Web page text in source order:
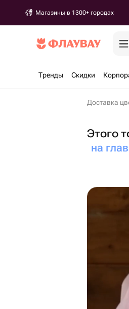
Магазины в 1300+ городах
Тренды Скидки
Доставка
Этого
на